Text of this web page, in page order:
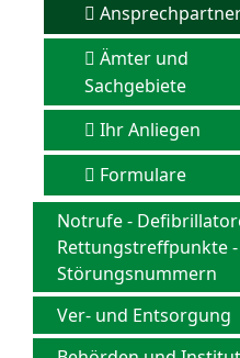
Ämter und
Sachgebiete
Ihr Anliegen
Formulare
Notrufe -
Rettungstreffpunkte -
Störungsnummern
Ver- und Entsorgung